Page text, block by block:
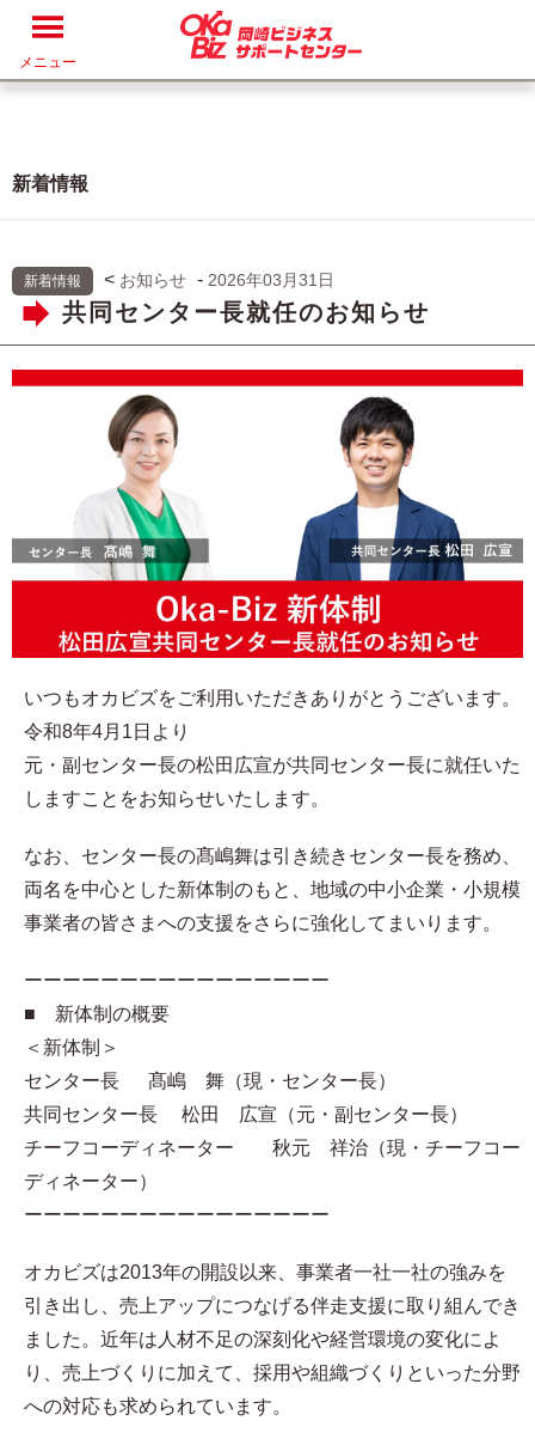
メニュー
新着情報
新着情報 < お知らせ - 2026年03月31日
共同センター長就任のお知らせ
いつもオカビズをご利用いただきありがとうございます。
令和8年4月1日より
元・副センター長の松田広宣が共同センター長に就任いた
しますことをお知らせいたします。
なお、センター長の髙嶋舞は引き続きセンター長を務め、
両名を中心とした新体制のもと、地域の中小企業・小規模
事業者の皆さまへの支援をさらに強化してまいります。
ーーーーーーーーーーーーーーーー
■ 新体制の概要
＜新体制＞
センター長 髙嶋 舞（現・センター長）
共同センター長 松田 広宣（元・副センター長）
チーフコーディネーター 秋元 祥治（現・チーフコー
ディネーター）
ーーーーーーーーーーーーーーーー
オカビズは2013年の開設以来、事業者一社一社の強みを
引き出し、売上アップにつなげる伴走支援に取り組んでき
ました。近年は人材不足の深刻化や経営環境の変化によ
り、売上づくりに加えて、採用や組織づくりといった分野
への対応も求められています。